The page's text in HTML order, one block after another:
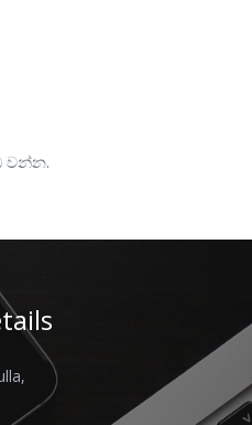
වන්න.